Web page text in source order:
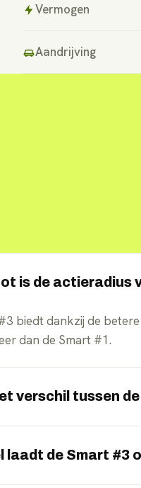
Vermogen
Aandrijving
is de actieradius
biedt dankzij de
dan de Smart #1.
verschil tussen
De #1 heeft een
laadt de Smart #3